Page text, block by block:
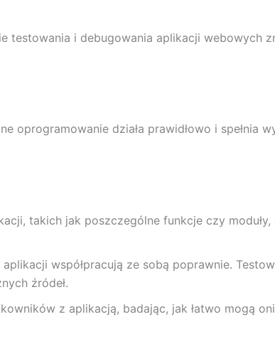
testowania i debugowania aplikacji webowych
działa prawidłowo i spełnia
takich jak poszczególne funkcje czy
współpracują ze sobą poprawnie.
źródeł.
z aplikacją, badając, jak łatwo mogą